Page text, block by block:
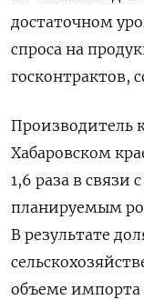
достаточном
спроса на
госконтрактов,
Производитель
Хабаровском
1,6 раза в связи
планируемым
В результате
объеме импорта